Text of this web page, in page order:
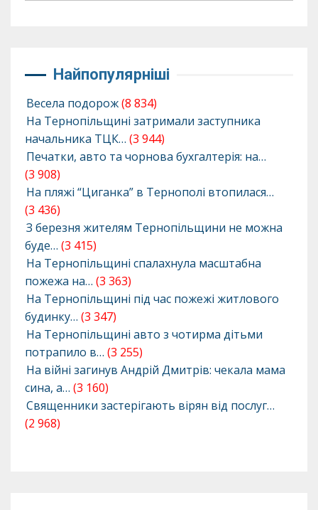
Найпопулярніші
Весела подорож(8 834)
На Тернопільщині затримали заступника
начальника ТЦК… (3 944)
Печатки, авто та чорнова бухгалтерія: на…
(3 908)
На пляжі “Циганка” в Тернополі втопилася…
(3 436)
З березня жителям Тернопільщини не можна
буде… (3 415)
На Тернопільщині спалахнула масштабна
пожежа на… (3 363)
На Тернопільщині під час пожежі житлового
будинку… (3 347)
На Тернопільщині авто з чотирма дітьми
потрапило в… (3 255)
На війні загинув Андрій Дмитрів: чекала мама
сина, а… (3 160)
Священники застерігають вірян від послуг…
(2 968)